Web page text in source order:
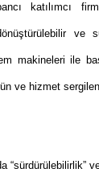
katılımcı
ve
makineleri ile
ve hizmet
“sürdürülebilirlik”